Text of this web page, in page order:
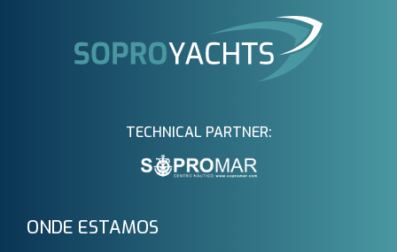
TECHNICAL PARTNER:
ONDE ESTAMOS